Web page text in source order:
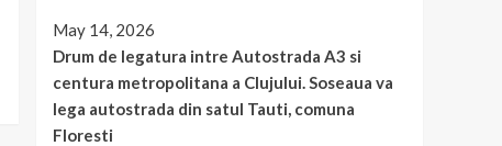
May 14, 2026
Drum de legatura intre Autostrada A3 si
centura metropolitana a Clujului. Soseaua va
lega autostrada din satul Tauti, comuna
Floresti